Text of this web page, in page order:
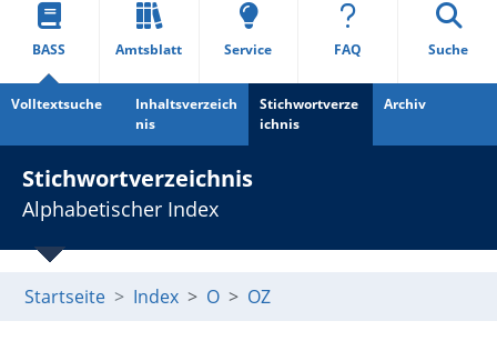
BASS Amtsblatt Service FAQ Suche
Volltextsuche
Inhaltsverzeich
nis
Stichwortverze
ichnis
Archiv
Stichwortverzeichnis
Alphabetischer Index
Startseite Index O OZ